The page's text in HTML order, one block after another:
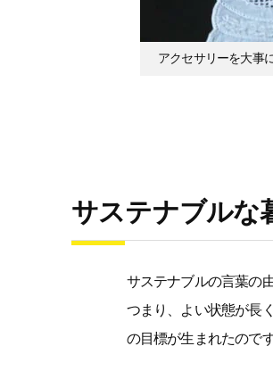
アクセサリーを大事
サステナブルな
サステナブルの言葉の
つまり、よい状態が長
の目標が生まれたのです